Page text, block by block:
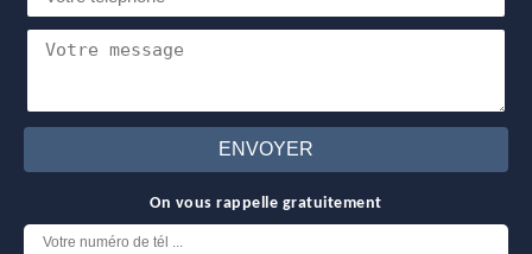
On vous rappelle gratuitement